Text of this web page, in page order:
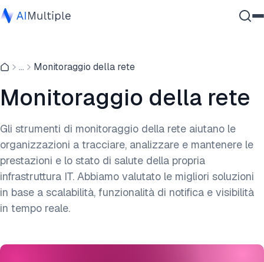
Sicurezza Informatica
Software Aziendale
Contattaci
... Monitoraggio della rete
Monitoraggio della rete
Gli strumenti di monitoraggio della rete aiutano le
organizzazioni a tracciare, analizzare e mantenere le
prestazioni e lo stato di salute della propria
infrastruttura IT. Abbiamo valutato le migliori soluzioni
in base a scalabilità, funzionalità di notifica e visibilità
in tempo reale.